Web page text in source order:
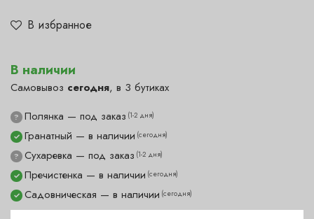
В избранное
В наличии
Самовывоз сегодня, в 3 бутиках
✓ Гранатный — в наличии (сегодня)
? Полянка — под заказ (1-2 дня)
✓ Пречистенка — в наличии (сегодня)
✓ Садовническая — в наличии (сегодня)
? Сухаревка — под заказ (1-2 дня)